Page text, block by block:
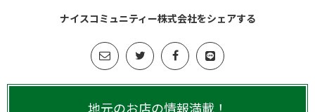
ナイスコミュニティー株式会社をシェアする
地元のお店の情報満載！